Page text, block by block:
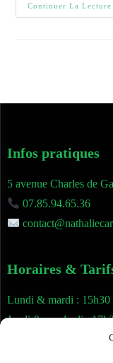
Continuer La Lecture
Infos pratiques
5 avenue Charles de
07.85.94.65.36
Horaires &
Lundi & mardi : 15h30
Jeudi & vendredi :